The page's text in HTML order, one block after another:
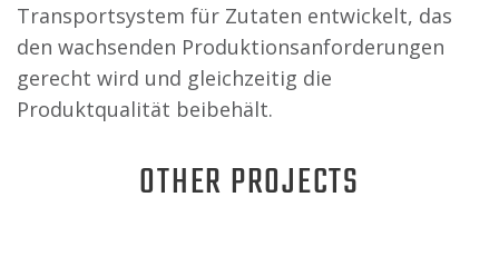
Transportsystem für Zutaten entwickelt, das
den wachsenden Produktionsanforderungen
gerecht wird und gleichzeitig die
Produktqualität beibehält.
OTHER PROJECTS